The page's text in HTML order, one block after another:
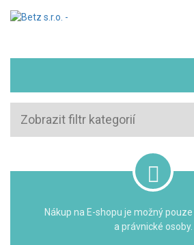
Zobrazit filtr kategorií
Nákup na E-shopu je možný
a právnické osoby.